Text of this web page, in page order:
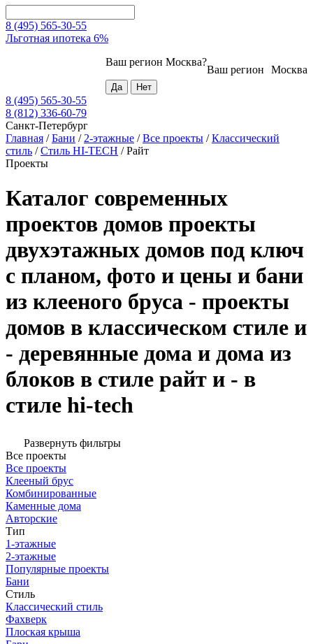
8 (495) 565-30-55
Льготная ипотека 6%
Москва
Ваш регион
Ваш регион Москва?
8 (495) 565-30-55
8 (812) 336-60-79
Санкт-Петербург
Главная /Бани / 2-этажные /Все проекты /Классический
стиль /Стиль HI-TECH /Райт
Проекты
Каталог современных
проектов домов проекты
двухэтажных домов под ключ
с планом, фото и цены и бани
из клееного бруса - проекты
домов в классическом стиле и
- деревянные дома и дома из
блоков в стиле райт и - в
стиле hi-tech
Развернуть фильтры
Все проекты
Все проекты
Клееный брус
Комбинированные
Каменные дома
Авторские
Тип
1-этажные
2-этажные
Популярные проекты
Бани
Стиль
Классический стиль
Фахверк
Плоская крыша